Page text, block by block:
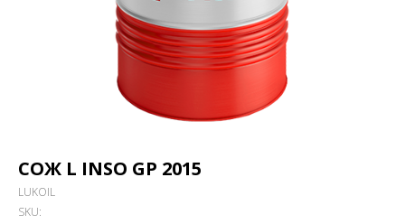
СОЖ L INSO GP 2015
LUKOIL
SKU: